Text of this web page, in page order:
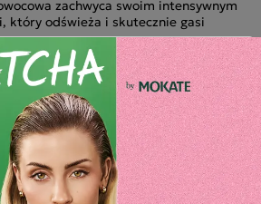
zachwyca swoim intensywnym
który odświeża i skutecznie gasi
że każdy łyk będzie przyjemnym
pozwoli Ci oderwać się od
się chwilą relaksu.
odżywcze